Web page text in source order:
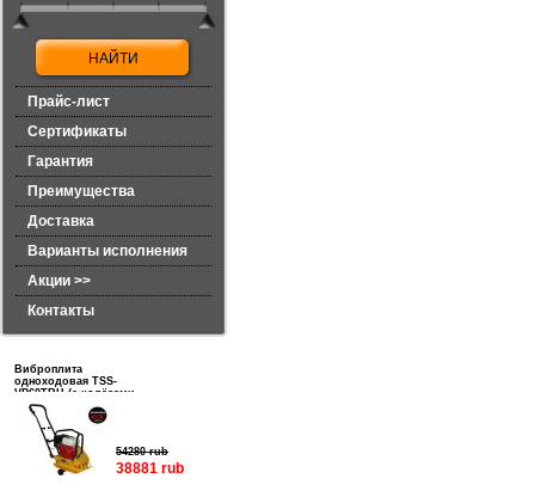
Прайс-лист
Сертификаты
Гарантия
Преимущества
Доставка
Варианты исполнения
Акции >>
Контакты
Виброплита
одноходовая TSS-
VP60TRH (с колёсами,
баком и ковриком)
54280 rub
38881 rub